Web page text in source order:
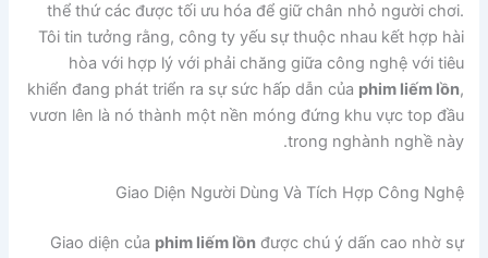
thể thứ các được tối ưu hóa để giữ chân nhỏ người chơi.
Tôi tin tưởng rằng, công ty yếu sự thuộc nhau kết hợp hài
hòa với hợp lý với phải chăng giữa công nghệ với tiêu
khiển đang phát triển ra sự sức hấp dẫn của phim liếm lồn,
vươn lên là nó thành một nền móng đứng khu vực top đầu
trong nghành nghề này.
Giao Diện Người Dùng Và Tích Hợp Công Nghệ
Giao diện của phim liếm lồnđược chú ý dấn cao nhờ sự